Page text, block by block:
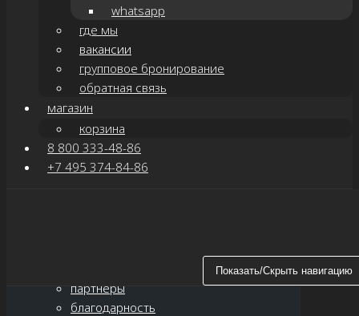
whatsapp
где мы
вакансии
групповое бронирование
обратная связь
магазин
корзина
8 800 333-48-86
+7 495 374-84-86
Показать/Скрыть навигацию
партнёры
благодарность